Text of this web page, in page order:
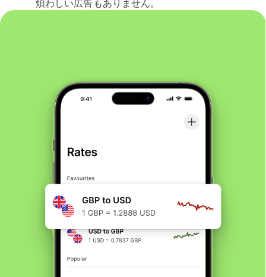
煩わしい広告もありません。